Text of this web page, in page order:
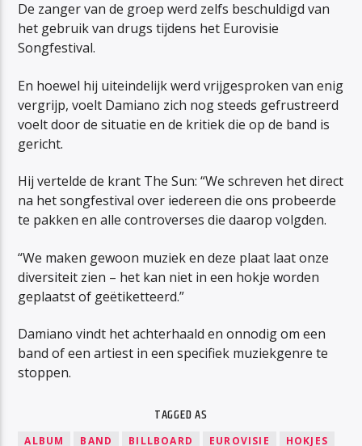
De zanger van de groep werd zelfs beschuldigd van
het gebruik van drugs tijdens het Eurovisie
Songfestival.
En hoewel hij uiteindelijk werd vrijgesproken van enig
vergrijp, voelt Damiano zich nog steeds gefrustreerd
voelt door de situatie en de kritiek die op de band is
gericht.
Hij vertelde de krant The Sun: “We schreven het direct
na het songfestival over iedereen die ons probeerde
te pakken en alle controverses die daarop volgden.
“We maken gewoon muziek en deze plaat laat onze
diversiteit zien – het kan niet in een hokje worden
geplaatst of geëtiketteerd.”
Damiano vindt het achterhaald en onnodig om een ​​
band of een artiest in een specifiek muziekgenre te
stoppen.
TAGGED AS
ALBUM BAND BILLBOARD EUROVISIE
HOKJES